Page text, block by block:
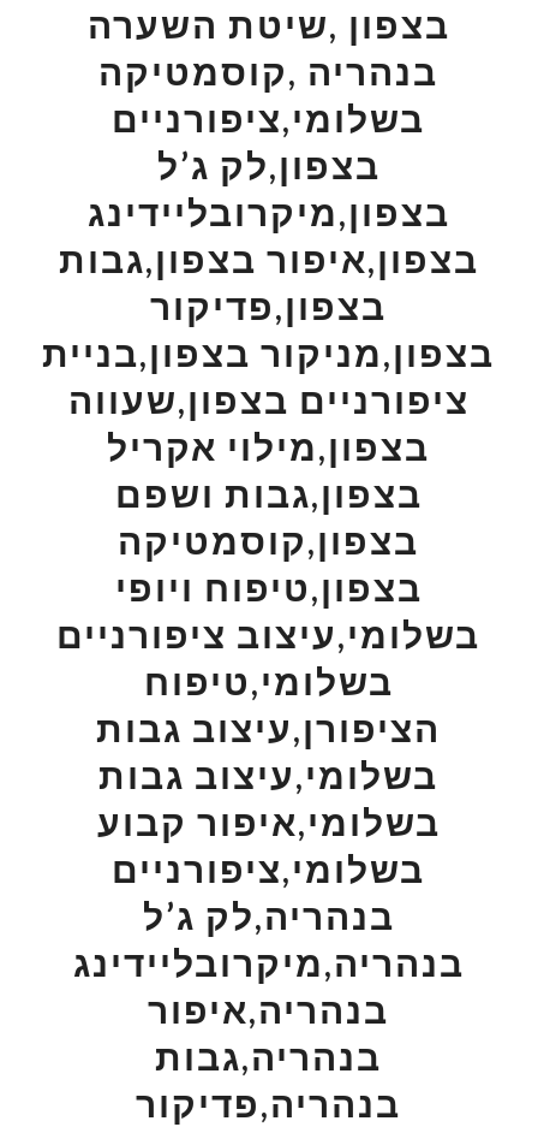
בצפון ,שיטת השערה
בנהריה ,קוסמטיקה
בשלומי,ציפורניים
בצפון,לק ג’ל
בצפון,מיקרובליידינג
בצפון,איפור בצפון,גבות
בצפון,פדיקור
בצפון,מניקור בצפון,בניית
ציפורניים בצפון,שעווה
בצפון,מילוי אקריל
בצפון,גבות ושפם
בצפון,קוסמטיקה
בצפון,טיפוח ויופי
בשלומי,עיצוב ציפורניים
בשלומי,טיפוח
הציפורן,עיצוב גבות
בשלומי,עיצוב גבות
בשלומי,איפור קבוע
בשלומי,ציפורניים
בנהריה,לק ג’ל
בנהריה,מיקרובליידינג
בנהריה,איפור
בנהריה,גבות
בנהריה,פדיקור